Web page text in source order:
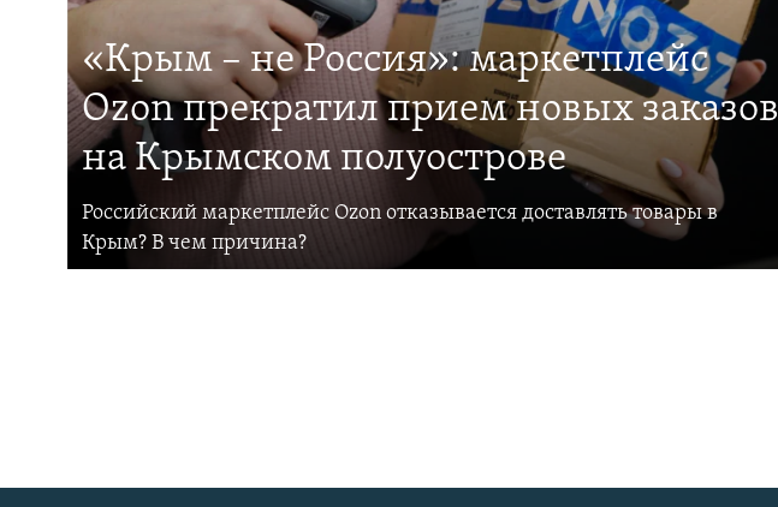
«Крым – не Россия»: маркетплейс
Ozon прекратил прием новых заказов
на Крымском полуострове
Российский маркетплейс Ozon отказывается доставлять товары в
Крым? В чем причина?